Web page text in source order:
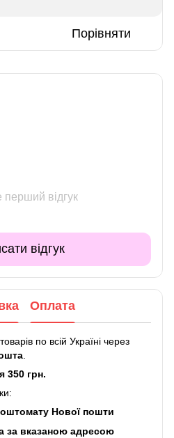
Порівняти
перший відгук
відгук
Оплата
по всій Україні через
350 грн.
Нової пошти
за вказаною адресою